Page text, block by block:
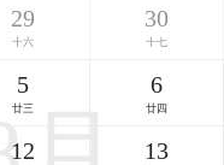
29
十六
30
十七
5
廿三
6
廿四
12 13